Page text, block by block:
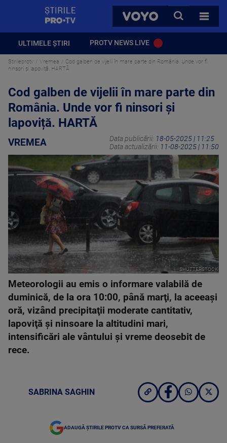
VOYO
CAUTA
TOATE
ULTIMELE ȘTIRI PROTV NEWS LIVE
Stirileprotv Vremea
Cod galben de vijelii în mare parte din România. Unde vor fi
ninsori și lapoviță. HARTĂ
Cod galben de vijelii în mare parte din
România. Unde vor fi ninsori și
lapoviță. HARTĂ
VREMEA Data publicării: 18-05-2025 | 11:25
Data actualizării: 11-08-2025 | 11:50
SHUTTERSTOCK
Meteorologii au emis o informare valabilă de
duminică, de la ora 10:00, până marţi, la aceeaşi
oră, vizând precipitaţii moderate cantitativ,
lapoviţă şi ninsoare la altitudini mari,
intensificări ale vântului şi vreme deosebit de
rece.
SABRINA SAGHIN
ADAUGĂ ȘTIRILE PROTV CA SURSĂ PREFERATĂ